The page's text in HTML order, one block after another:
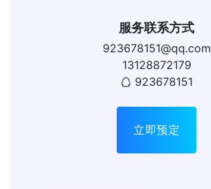
服务联系方式
923678151@qq.com
13128872179
923678151
立即预定